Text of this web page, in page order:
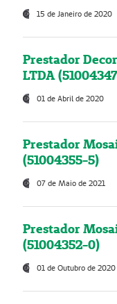
15 de Janeiro de 2020
Prestador
LTDA
01 de Abril de 2020
Prestador
(51004355-5)
07 de Maio de 2021
Prestador
(51004352-0)
01 de Outubro de 2020